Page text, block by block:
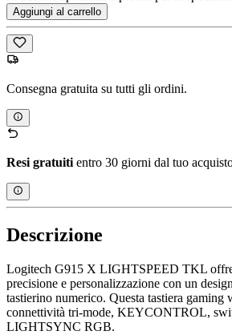
Aggiungi al carrello
Consegna gratuita su tutti gli ordini.
Resi gratuiti entro 30 giorni dal tuo
Descrizione
Logitech G915 X LIGHTSPEED TKL
precisione e personalizzazione con un
tastierino numerico. Questa tastiera gaming
connettività tri-mode, KEYCONTROL,
LIGHTSYNC RGB.